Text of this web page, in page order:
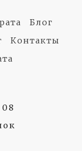
Блог
Контакты